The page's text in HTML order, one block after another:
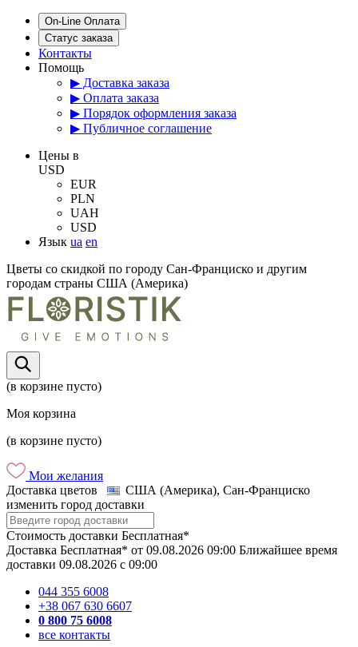
On-Line Оплата
Статус заказа
Контакты
Помощь
▶ Доставка заказа
▶ Оплата заказа
▶ Порядок оформления заказа
▶ Публичное соглашение
Цены в
USD
EUR
PLN
UAH
USD
Язык ua en
Цветы со скидкой по городу Сан-Франциско и другим
городам страны США (Америка)
(в корзине пусто)
Моя корзина
(в корзине пусто)
Мои желания
Доставка цветов
США (Америка), Сан-Франциско
изменить город доставки
Стоимость доставки Бесплатная*
Доставка Бесплатная* от 09.08.2026 09:00 Ближайшее время
доставки 09.08.2026 c 09:00
044 355 6008
+38 067 630 6607
0 800 75 6008
все контакты